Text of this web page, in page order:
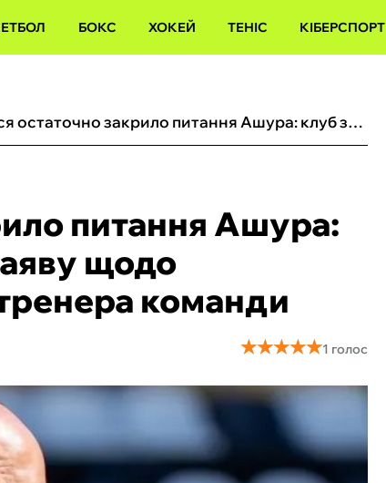
БОКС ХОКЕЙ ТЕНІС КІБЕРСПОРТ
Полісся остаточно закрило питання Ашура: клуб зробив фінальну заяву щодо колишнього головного тренера команди
питання Ашура:
щодо
команди
★★★★★
★★★★★1 голос